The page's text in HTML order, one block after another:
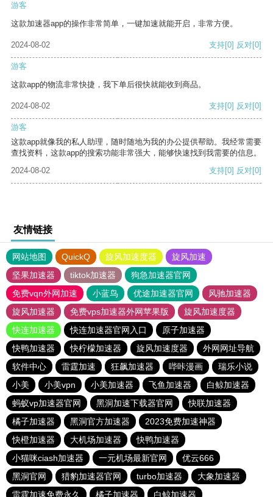
游客
这款加速器app的操作非常简单，一键加速就能开启，非常方便。
2024-08-02 支持[0] 反对[0]
游客
这款app的物流非常快捷，我下单后很快就能收到商品。
2024-08-02 支持[0] 反对[0]
游客
这款app就像我的私人助理，随时随地为我的办公提供帮助。我经常需要
查找资料，这款app的搜索功能非常强大，能够快速找到我需要的信息。
2024-08-02
支持[0] 反对[0]
友情链接
网站地图 QuickQ 旋风加速度器
旋风加速
坚果加速器
tiktok加速器
狗急加速器官网
免费vqn外网加速
小蓝鸟 优途加速器官网
风驰加速器
旋风加速器
免费vps加速器外网苹果版
旋风加速度器
快连加速器
快连加速器官网入口
原子加速器
快鸭加速器
快柠檬加速器 旋风加速度器
外网网址导航
软件中心
雷霆加速 狂飙加速器 哔咔漫画
瑞乐小说
小美
小美vpn 小美加速器 飞鱼加速器
白鲸加速器
蚂蚁vp加速器官网
黑洞加速下载器官网
快联加速器
橘子加速器
黑洞官方加速器
2023免费加速神器
快橙加速器
大机场加速器
快鸭加速器
小猫咪ciash加速器
一元机场最新官网
优云666
黑洞官网
猎豹加速器官网 turbo加速器
大象加速器
雷霆加速免费永久
橘子加速器 白鲸加速器